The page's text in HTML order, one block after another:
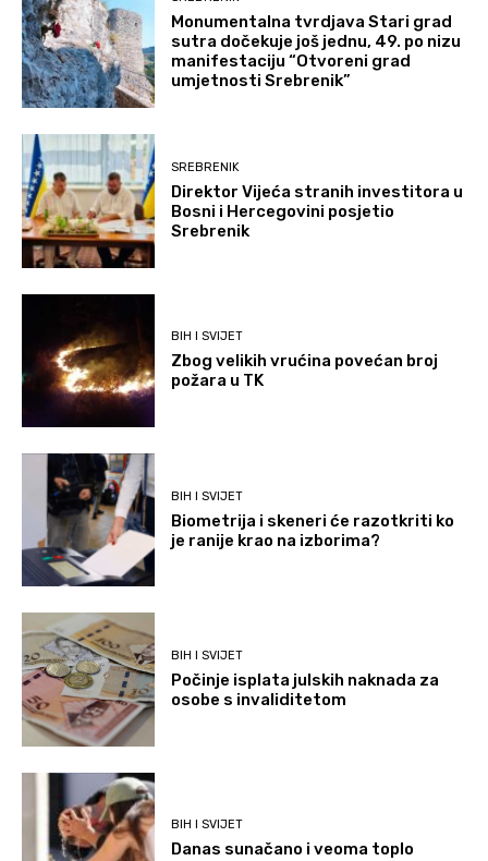
Monumentalna tvrdjava Stari grad
sutra dočekuje još jednu, 49. po nizu
manifestaciju “Otvoreni grad
umjetnosti Srebrenik”
SREBRENIK
Direktor Vijeća stranih investitora u
Bosni i Hercegovini posjetio
Srebrenik
BIH I SVIJET
Zbog velikih vrućina povećan broj
požara u TK
BIH I SVIJET
Biometrija i skeneri će razotkriti ko
je ranije krao na izborima?
BIH I SVIJET
Počinje isplata julskih naknada za
osobe s invaliditetom
BIH I SVIJET
Danas sunačano i veoma toplo